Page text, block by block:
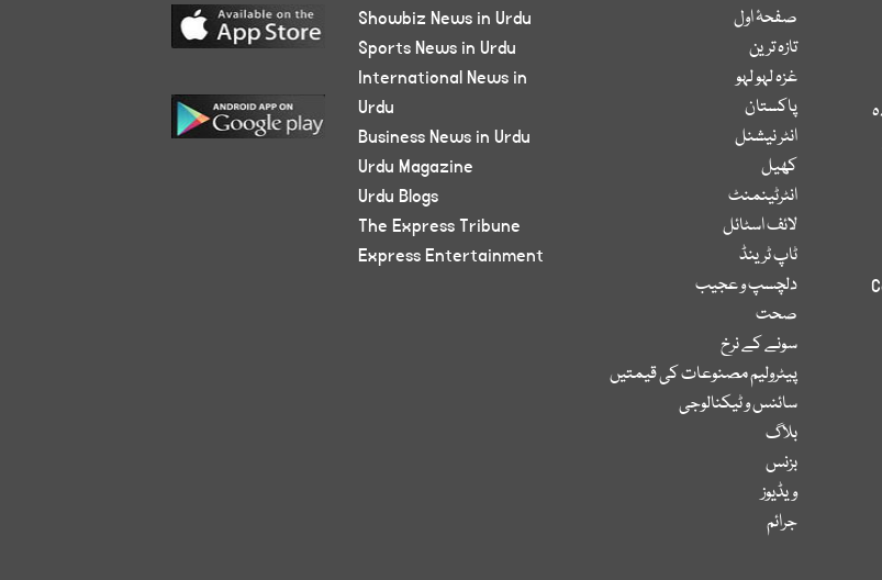
صفحۂ اول
تازہ ترین
غزہ لہو لہو
پاکستان
انٹر نیشنل
کھیل
انٹرٹینمنٹ
لائف اسٹائل
ٹاپ ٹرینڈ
دلچسپ و عجیب
صحت
سونے کے نرخ
پیٹرولیم مصنوعات کی قیمتیں
سائنس و ٹیکنالوجی
بلاگ
بزنس
ویڈیوز
جرائم
Showbiz News in Urdu
Sports News in Urdu
International News in
Urdu
Business News in Urdu
Urdu Magazine
Urdu Blogs
The Express Tribune
Express Entertainment